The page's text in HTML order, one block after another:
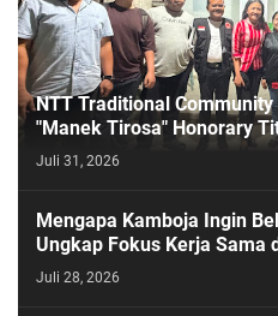
NTT Traditional
"Manek Tirosa" Honorary
Juli 31, 2026
Mengapa Kamboja Ingin
Ungkap Fokus Kerja Sama
Juli 28, 2026